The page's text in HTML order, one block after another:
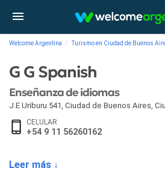
Welcome Argentina Turismo en Ciudad de Buenos
G G Spanish
Enseñanza de idiomas
J.E Uriburu 541, Ciudad de Buenos Aires,
CELULAR
+54 9 11 56260162
Leer más ↓